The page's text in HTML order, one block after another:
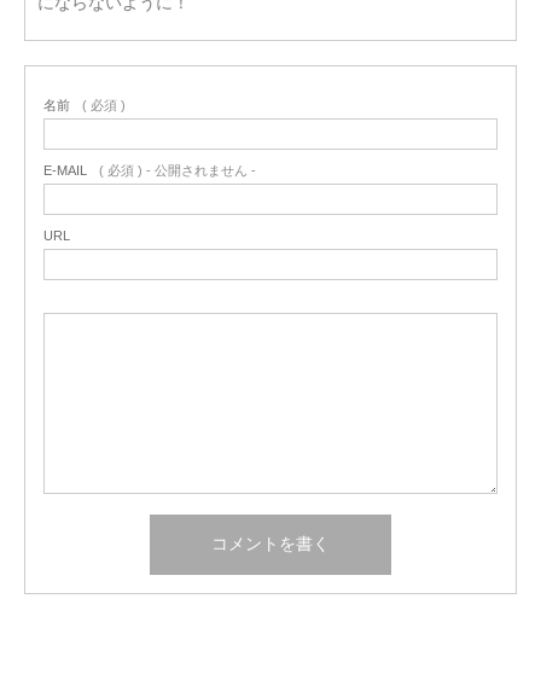
名前 ( 必須 )
E-MAIL ( 必須 ) - 公開されません -
URL